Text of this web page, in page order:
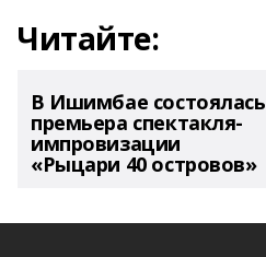
Читайте:
В Ишимбае состоялась
премьера спектакля-
импровизации
«Рыцари 40 островов»